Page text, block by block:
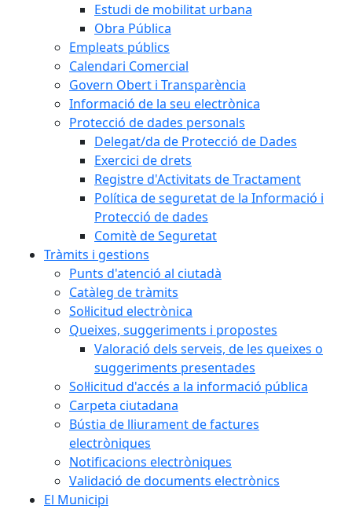
Estudi de mobilitat urbana
Obra Pública
Empleats públics
Calendari Comercial
Govern Obert i Transparència
Informació de la seu electrònica
Protecció de dades personals
Delegat/da de Protecció de Dades
Exercici de drets
Registre d'Activitats de Tractament
Política de seguretat de la Informació i
Protecció de dades
Comitè de Seguretat
Tràmits i gestions
Punts d'atenció al ciutadà
Catàleg de tràmits
Sol·licitud electrònica
Queixes, suggeriments i propostes
Valoració dels serveis, de les queixes o
suggeriments presentades
Sol·licitud d'accés a la informació pública
Carpeta ciutadana
Bústia de lliurament de factures
electròniques
Notificacions electròniques
Validació de documents electrònics
El Municipi